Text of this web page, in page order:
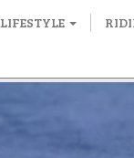
LIFESTYLE